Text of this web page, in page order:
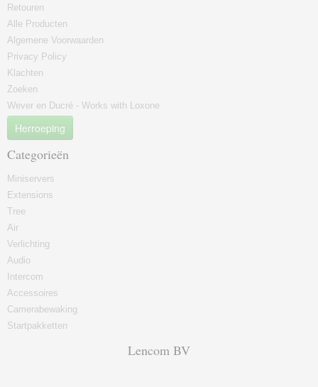
Retouren
Alle Producten
Algemene Voorwaarden
Privacy Policy
Klachten
Zoeken
Wever en Ducré - Works with Loxone
Herroeping
Categorieën
Miniservers
Extensions
Tree
Air
Verlichting
Audio
Intercom
Accessoires
Camerabewaking
Startpakketten
Lencom BV